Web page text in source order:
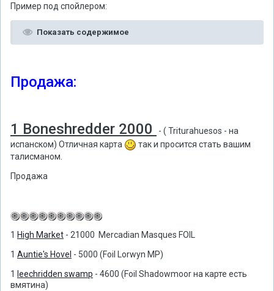
Пример под спойлером:
Показать содержимое
Продажа:
1 Boneshredder 2000
- ( Triturahuesos - на
испанском) Отличная карта
так и просится стать вашим
талисманом.
Продажа
1 High Market - 21000 Mercadian Masques FOIL
1 Auntie's Hovel - 5000 (Foil Lorwyn MP)
1 leechridden swamp - 4600 (Foil Shadowmoor на карте есть
вмятина)